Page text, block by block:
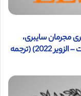
مجرمان سایبری،
مجرمان سنتی و افراد غیر مجرم (ساینس دایرکت – الزویر 2022) (ترجمه